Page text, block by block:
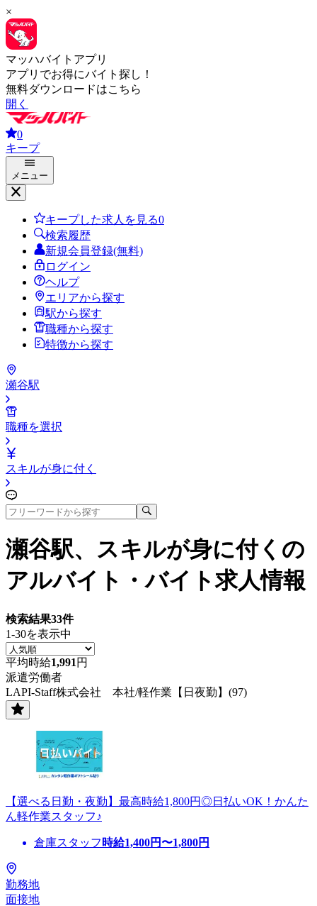
×
マッハバイトアプリ
アプリでお得にバイト探し！
無料ダウンロードはこちら
開く
0
キープ
メニュー
キープした求人を見る0
検索履歴
新規会員登録(無料)
ログイン
ヘルプ
エリアから探す
駅から探す
職種から探す
特徴から探す
瀬谷駅
職種を選択
スキルが身に付く
瀬谷駅、スキルが身に付く の
アルバイト・バイト求人情報
検索結果33件
1-30を表示中
平均時給1,991 円
派遣労働者
LAPI-Staff株式会社 本社/軽作業【日夜勤】(97)
【選べる日勤・夜勤】最高時給1,800円◎日払いOK！かんた
ん軽作業スタッフ♪
倉庫スタッフ 時給1,400円〜1,800円
勤務地
面接地